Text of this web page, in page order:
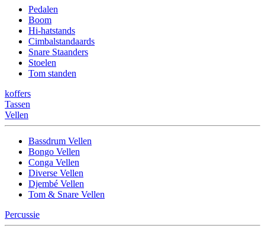
Pedalen
Boom
Hi-hatstands
Cimbalstandaards
Snare Staanders
Stoelen
Tom standen
koffers
Tassen
Vellen
Bassdrum Vellen
Bongo Vellen
Conga Vellen
Diverse Vellen
Djembé Vellen
Tom & Snare Vellen
Percussie